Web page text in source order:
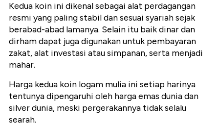
Kedua koin ini dikenal sebagai alat perdagangan
resmi yang paling stabil dan sesuai syariah sejak
berabad-abad lamanya. Selain itu baik dinar dan
dirham dapat juga digunakan untuk pembayaran
zakat, alat investasi atau simpanan, serta menjadi
mahar.
Harga kedua koin logam mulia ini setiap harinya
tentunya dipengaruhi oleh harga emas dunia dan
silver dunia, meski pergerakannya tidak selalu
searah.